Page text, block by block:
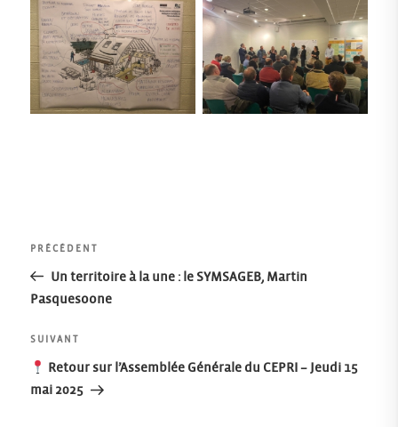
Aucune légende Aucune légende
Navigation
de
l’article
Article
précédent
PRÉCÉDENT
Un territoire à la une : le SYMSAGEB, Martin
Pasquesoone
Article
suivant
SUIVANT
Retour sur l’Assemblée Générale du CEPRI – Jeudi 15
mai 2025